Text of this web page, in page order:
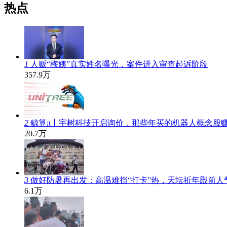
热点
1 人贩“梅姨”真实姓名曝光，案件进入审查起诉阶段
357.9万
2 鲸算π丨宇树科技开启询价，那些年买的机器人概念股
20.7万
3 做好防暑再出发：高温难挡“打卡”热，天坛祈年殿前人
6.1万